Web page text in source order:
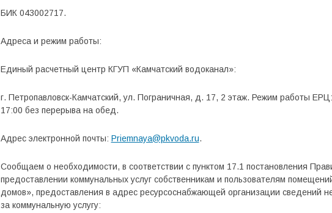
БИК 043002717.
Адреса и режим работы:
Единый расчетный центр КГУП «Камчатский водоканал»:
г. Петропавловск-Камчатский, ул. Пограничная, д. 17, 2 этаж. Режим работы
17:00 без перерыва на обед.
Адрес электронной почты: Priemnaya@pkvoda.ru.
Сообщаем о необходимости, в соответствии с пунктом 17.1 постановления
предоставлении коммунальных услуг собственникам и пользователям
домов», предоставления в адрес ресурсоснабжающей организации сведений
за коммунальную услугу: